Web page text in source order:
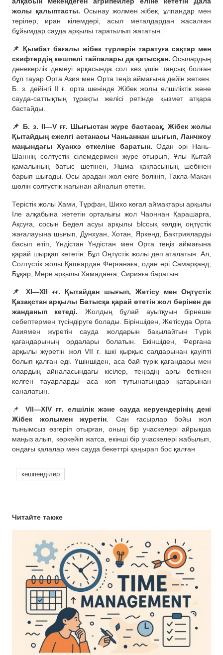
жолы қалыптасты. Осынау жолмен жібек, ұлпандар мен
терілер, иран кілемдері, асыл металдардан жасалған
бұйымдар сауда арқылы таратылып жататын.
📌 Қымбат бағалы жібек түрлерін таратуға сақтар мен
скифтердің көшпелі тайпалары да қатысқан. Осылардың
дәнекерлік демеуі арқасында сол кез үшін таңсық болған
бұл тауар Орта Азия мен Орта теңіз аймағына дейін жеткен.
Б. з. дейінгі II ғ. орта шенінде Жібек жолы елшіліктік және
сауда-саттықтың тұрақты желісі ретінде қызмет атқара
бастайды.
📌 Б. з. II—V ғғ. Шығыстан жүре бастасақ, Жібек жолы
Қытайдың ежелгі астанасы Чаньаннан шығып, Ланчжоу
маңындағы Хуанхэ өткеліне баратын. Одан әрі Нань-
Шаннің солтүстік сілемдерімен жүре отырып, Ұлы Қытай
қамалының батыс шетінен, Яшма қақпасының шебінен
барып шығады. Осы арадан жол екіге бөлініп, Такла-Макан
шөлін солтүстік жағынан айналып өтетін.
Терістік жолы Хами, Тұрфан, Шихо көгал аймақтары арқылы
Іле алқабына жететін орталығы жол Чаоннан Қарашарға,
Ақсуға, сосын Бедел асуы арқылы Ыссық көлдің оңтүстік
жағалауына шығып, Дунхуан, Хотан, Яркенд, Бактрияларды
басып өтіп, Үндістан Үндістан мен Орта теңіз аймағына
қарай шырқап кететін. Бұл Оңтүстік жолы деп аталатын. Ал,
Солтүстік жолы Қашғардан Ферғанаға, одан әрі Самарқанд,
Бұқар, Мерв арқылы Хамаданға, Сирияға баратын.
📌 XI—ХІІ ғғ. Қытайдан шығып, Жетісу мен Оңтүстік
Қазақстан арқылы Батысқа қарай өтетін жол бәрінен де
жанданып кетеді. Жолдың бұлай ауытқуын бірнеше
себептермен түсіндіруге болады. Біріншіден, Жетісуда Орта
Азиямен жүретін сауда жолдарын бақылайтын Түрік
қағандарының ордалары болатын. Екіншіден, Ферғана
арқылы жүретін жол VII ғ. ішкі қырқыс салдарынан қауіпті
болып қалған еді. Үшіншіден, аса бай түрік қағандары мен
олардың айналасындағы кісілер, теңіздің арғы бетінен
келген тауарларды аса көп тұтынатындар қатарынан
саналатын.
📌
VII—XIV ғғ. елшілік және сауда керуендерінің дені
Жібек жолымен жүретін . Сан ғасырлар бойы жол
тынымсыз өзгеріп отырған, оның бір учаскелері айрықша
маңыз алып, көркейіп жатса, екінші бір учаскелері жабылып,
ондағы қалалар мен сауда бекеттрі қаңырап бос қалған
көшпенділер
Читайте также